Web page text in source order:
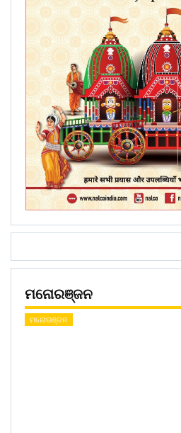
ମନୋରଞ୍ଜନ
ମନୋରଞ୍ଜନ